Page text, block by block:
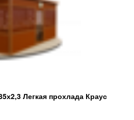
Легкая прохлада Краус